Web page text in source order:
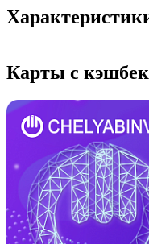
Карты с